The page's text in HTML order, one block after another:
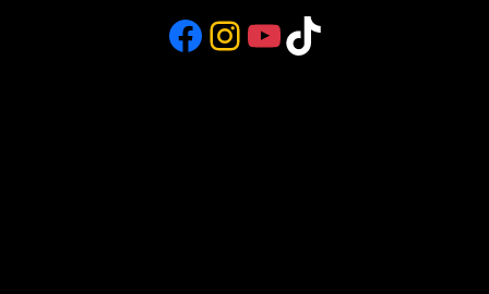
Facebook
Instagram
YouTube
TikTok